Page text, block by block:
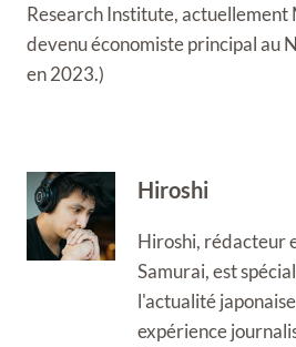
Research Institute, actuellement
devenu économiste principal au
en 2023.)
Hiroshi
Hiroshi, rédacteur
Samurai, est
l'actualité
expérience